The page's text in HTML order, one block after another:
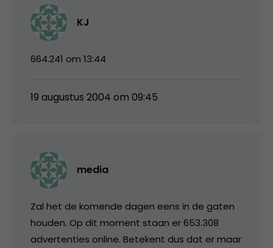
KJ
664.241 om 13:44
19 augustus 2004 om 09:45
media
Zal het de komende dagen eens in de gaten
houden. Op dit moment staan er 653.308
advertenties online. Betekent dus dat er maar